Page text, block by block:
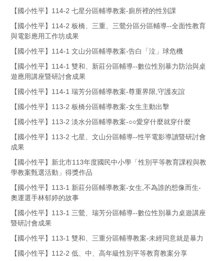
【國小性平】114-2 七星分區輔導教案-廁所裡的性別課
【國小性平】114-2 板橋、三重、三鶯分區分區輔導--全面性教育
與電影應用工作坊成果
【國小性平】114-1 文山分區輔導教案-告白「泣」球危機
【國小性平】114-1 雙和、新莊分區輔導--數位性別暴力防治與桌
遊應用講座暨研討會成果
【國小性平】114-1 瑞芳分區輔導教案-尊重界限,守護友誼
【國小性平】113-2 板橋分區輔導教案-女生主動出擊
【國小性平】113-2 淡水分區輔導教案-○○愛穿什麼就穿什麼
【國小性平】113-2 七星、文山分區輔導--性平電影導讀暨研討會
成果
【國小性平】新北市113年度國民中小學「性別平等教育課程與教
學教案甄選活動」得獎作品
【國小性平】113-1 新莊分區輔導教案-女生,不為誰的想像而生-
奧運選手林郁婷的故事
【國小性平】113-1 三鶯、瑞芳分區輔導--數位性別暴力桌遊講座
暨研討會成果
【國小性平】113-1 雙和、三重分區輔導教案-未經同意就是暴力
【國小性平】112-2 低、中、高年級性別平等教育教案分享